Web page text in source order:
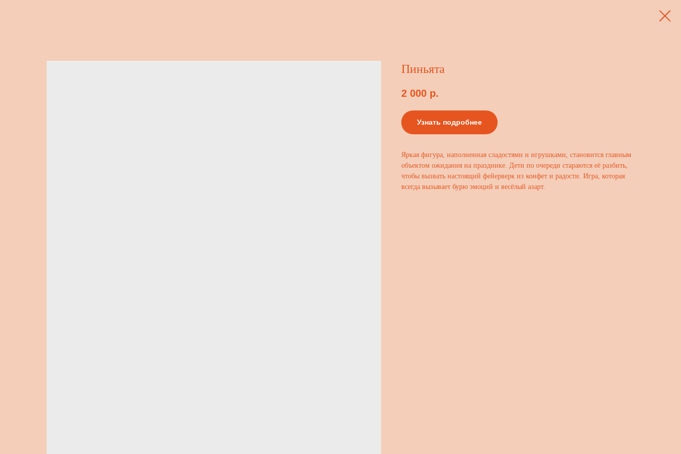
Пиньята
2 000 р.
Узнать подробнее
Яркая фигура, наполненная сладостями и игрушками, становится главным
объектом ожидания на празднике. Дети по очереди стараются её разбить,
чтобы вызвать настоящий фейерверк из конфет и радости. Игра, которая
всегда вызывает бурю эмоций и весёлый азарт.